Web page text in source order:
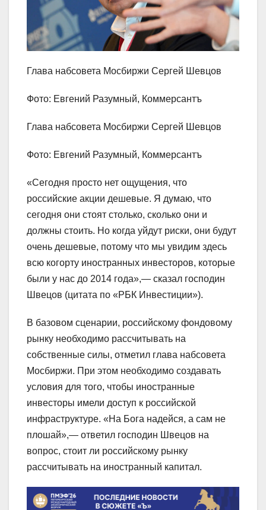
Глава набсовета Мосбиржи Сергей Шевцов
Фото: Евгений Разумный, Коммерсантъ
Глава набсовета Мосбиржи Сергей Шевцов
Фото: Евгений Разумный, Коммерсантъ
«Сегодня просто нет ощущения, что
российские акции дешевые. Я думаю, что
сегодня они стоят столько, сколько они и
должны стоить. Но когда уйдут риски, они будут
очень дешевые, потому что мы увидим здесь
всю когорту иностранных инвесторов, которые
были у нас до 2014 года»,— сказал господин
Швецов (цитата по «РБК Инвестиции»).
В базовом сценарии, российскому фондовому
рынку необходимо рассчитывать на
собственные силы, отметил глава набсовета
Мосбиржи. При этом необходимо создавать
условия для того, чтобы иностранные
инвесторы имели доступ к российской
инфраструктуре. «На Бога надейся, а сам не
плошай»,— ответил господин Швецов на
вопрос, стоит ли российскому рынку
рассчитывать на иностранный капитал.